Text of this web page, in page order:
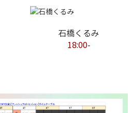
石橋くるみ
18:00-